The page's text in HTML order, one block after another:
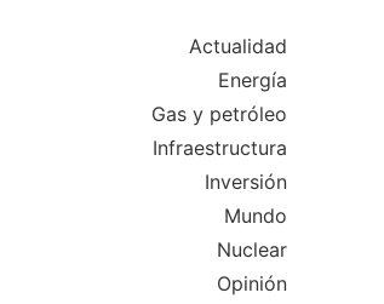
Actualidad
Energía
Gas y petróleo
Infraestructura
Inversión
Mundo
Nuclear
Opinión